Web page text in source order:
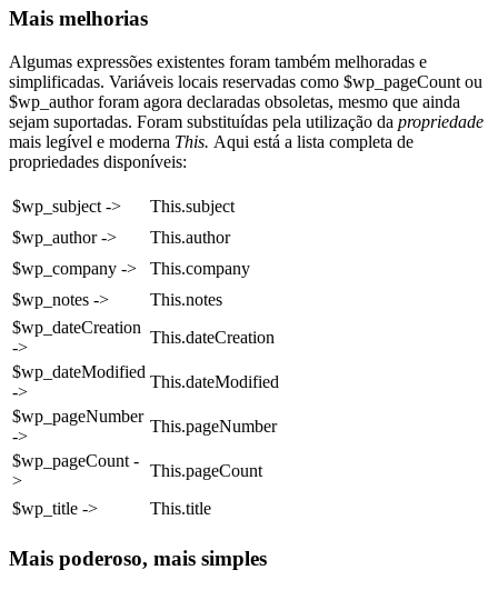
Mais melhorias
Algumas expressões existentes foram também melhoradas e
simplificadas. Variáveis locais reservadas como $wp_pageCount ou
$wp_authorforam agora declaradas obsoletas, mesmo que ainda
sejam suportadas. Foram substituídas pela utilização da propriedade
mais legível e moderna This. Aqui está a lista completa de
propriedades disponíveis:
$wp_subject -> This.subject
$wp_author ->
This.author
$wp_company ->
This.company
$wp_notes ->
This.notes
$wp_dateCreation
->
This.dateCreation
$wp_dateModified
->
This.dateModified
$wp_pageNumber
->
This.pageNumber
$wp_pageCount -
>
This.pageCount
$wp_title ->
This.title
Mais poderoso, mais simples